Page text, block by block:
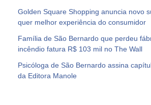
Golden Square Shopping anuncia novo
quer melhor experiência do consumidor
Família de São Bernardo que perdeu
incêndio fatura R$ 103 mil no The Wall
Psicóloga de São Bernardo assina
da Editora Manole